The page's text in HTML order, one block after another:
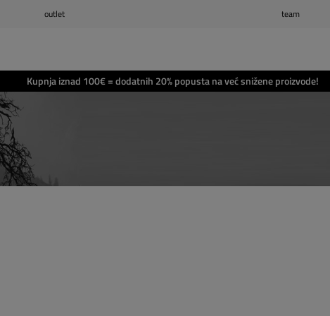
Kupnja iznad 100€ = dodatnih 20% popusta na već snižene proizvode!
outlet team